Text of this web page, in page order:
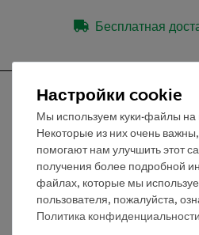
Бесплатная
Nach
Информация
Настройки cookie
Мы используем куки-файлы на
Некоторые из них очень важны,
помогают нам улучшить этот
получения более подробной
файлах, которые мы
пользователя, пожалуйста,
Политика конфиденциальности